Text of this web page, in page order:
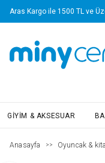
Aras Kargo ile 1500 TL ve
GIYIM & AKSESUAR
Anasayfa >> Oyuncak &